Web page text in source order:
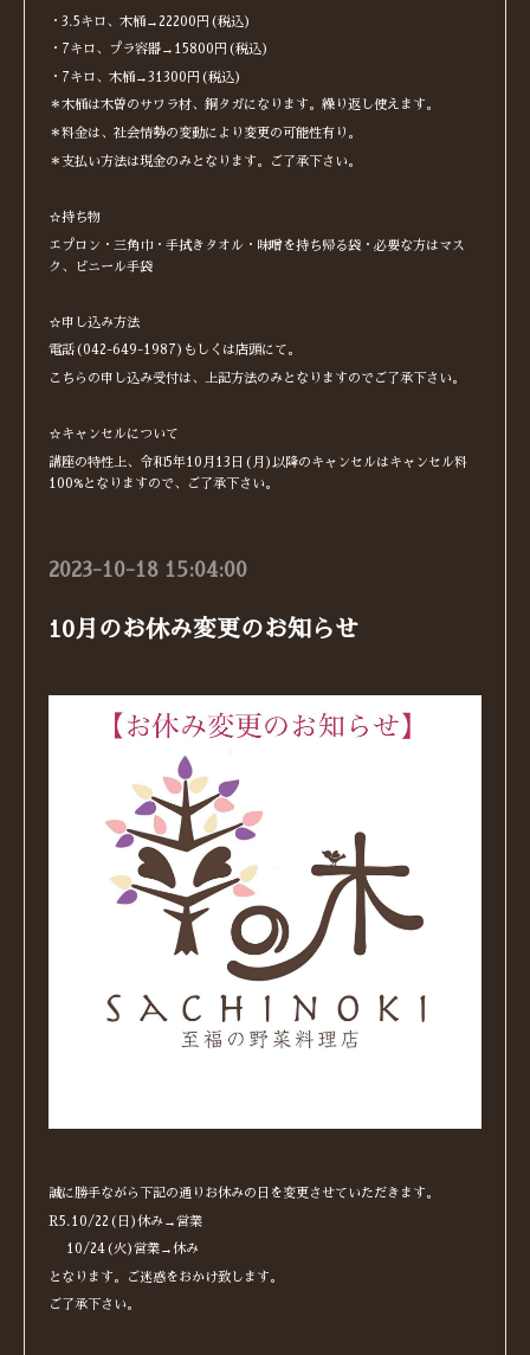
・3.5キロ、木桶→22200円(税込)
・7キロ、プラ容器→15800円(税込)
・7キロ、木桶→31300円(税込)
＊木桶は木曽のサワラ材、銅タガになります。繰り返し使えます。
＊料金は、社会情勢の変動により変更の可能性有り。
＊支払い方法は現金のみとなります。ご了承下さい。
☆持ち物
エプロン・三角巾・手拭きタオル・味噌を持ち帰る袋・必要な方はマス
ク、ビニール手袋
☆申し込み方法
電話(042-649-1987)もしくは店頭にて。
こちらの申し込み受付は、上記方法のみとなりますのでご了承下さい。
☆キャンセルについて
講座の特性上、令和5年10月13日(月)以降のキャンセルはキャンセル料
100%となりますので、ご了承下さい。
2023-10-18 15:04:00
10月のお休み変更のお知らせ
誠に勝手ながら下記の通りお休みの日を変更させていただきます。
R5.10/22(日)休み→営業
10/24(火)営業→休み
となります。ご迷惑をおかけ致します。
ご了承下さい。